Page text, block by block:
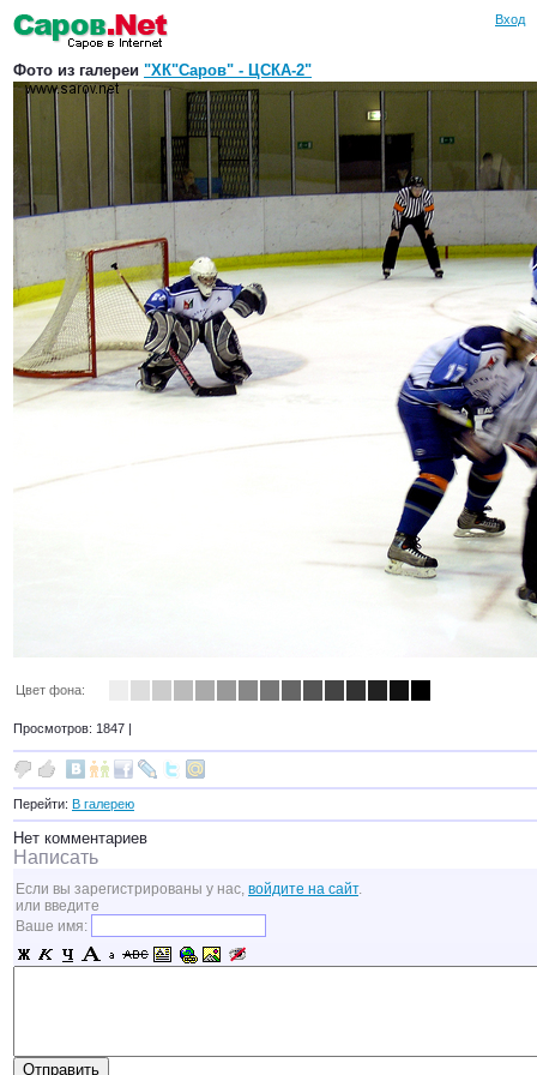
Вход
Фото из галереи "ХК"Саров" - ЦСКА-2"
Цвет фона:
Просмотров: 1847 |
Перейти: В галерею
Нет комментариев
Написать
Если вы зарегистрированы у нас, войдите на сайт.
или введите
Ваше имя: